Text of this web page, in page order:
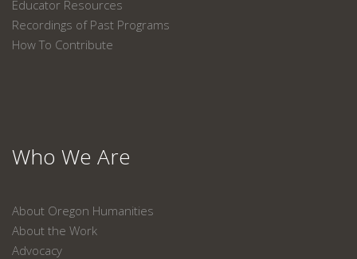
Educator Resources
Recordings of Past Programs
How To Contribute
Who We Are
About Oregon Humanities
About the Work
Advocacy